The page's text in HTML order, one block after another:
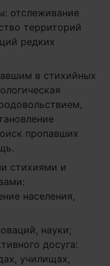
отслеживание
территорий
редких
в стихийных
пропавших
стихиями и
населения,
науки;
досуга:
училищах,